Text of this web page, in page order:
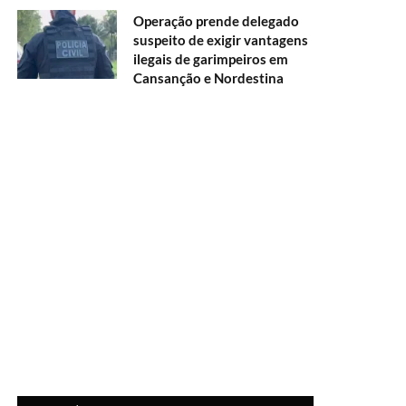
Operação prende delegado
suspeito de exigir vantagens
ilegais de garimpeiros em
Cansanção e Nordestina